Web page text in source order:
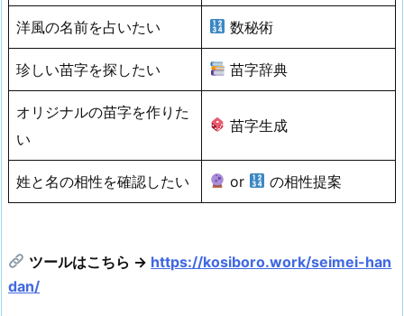
洋風の名前を占いたい 数秘術
珍しい苗字を探したい 苗字辞典
オリジナルの苗字を作りた
い
苗字生成
姓と名の相性を確認したい or の相性提案
ツールはこちら → https://kosiboro.work/seimei-han
dan/